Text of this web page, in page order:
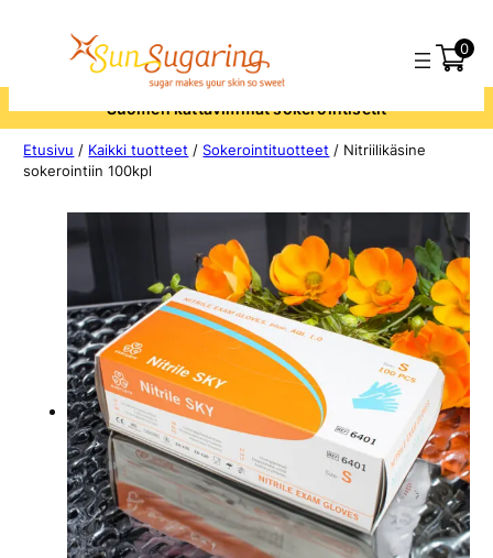
0
kattavimmat sokerointisetit
Etusivu / Kaikki tuotteet /Sokerointituotteet / Nitriilikäsine
sokerointiin 100kpl